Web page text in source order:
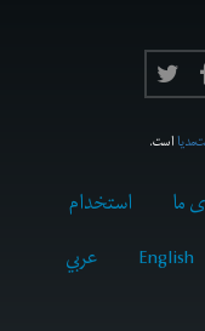
است.
ما
استخدام
English
عربي